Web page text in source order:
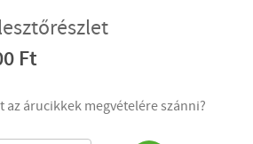
Ft
az árucikkek megvételére szánni?